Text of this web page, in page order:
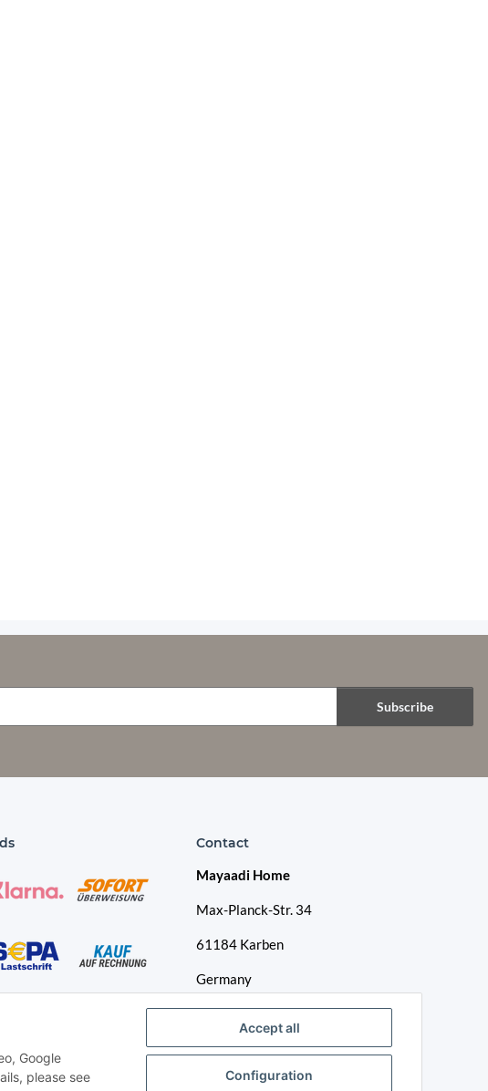
Accept all
Configuration
Google
please see
Subscribe
Contact
Mayaadi Home
Max-Planck-Str. 34
61184 Karben
Germany
Telephone: +49-6039-938080
E-Mail:info@mayaadi-home.de